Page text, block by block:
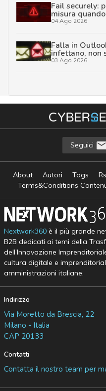
Fail securely:
misura
04 Ago 2026
Falla in
infettano, non
03 Ago 2026
Seguici
About Autori Tags
Terms&Conditions
Nextwork360è il più grande
B2B dedicati ai temi della
dell’Innovazione
cultura digitale e
amministrazioni italiane.
Indirizzo
Via Moretto da Brescia, 22
Milano - Italia
CAP 20133
Contatti
Contatta il nostro team per